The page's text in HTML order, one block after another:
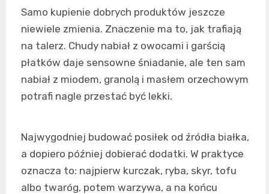
Samo kupienie dobrych produktów jeszcze
niewiele zmienia. Znaczenie ma to, jak trafiają
na talerz. Chudy nabiał z owocami i garścią
płatków daje sensowne śniadanie, ale ten sam
nabiał z miodem, granolą i masłem orzechowym
potrafi nagle przestać być lekki.
Najwygodniej budować posiłek od źródła białka,
a dopiero później dobierać dodatki. W praktyce
oznacza to: najpierw kurczak, ryba, skyr, tofu
albo twaróg, potem warzywa, a na końcu